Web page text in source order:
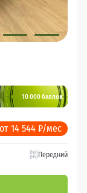
10 000 баллов
от 14 544 ₽/мес
Передний